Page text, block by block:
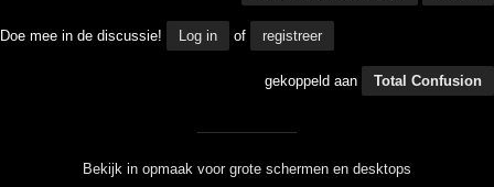
Doe mee in de discussie! Log in of registreer
gekoppeld aan Total Confusion
Bekijk in opmaak voor grote schermen en desktops